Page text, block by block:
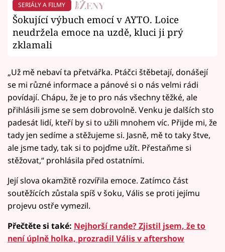
SERIÁLY A FILMY
Šokující výbuch emocí v AYTO. Loice
neudržela emoce na uzdě, kluci ji prý
zklamali
„Už mě nebaví ta přetvářka. Ptáčci štěbetají, donášejí
se mi různé informace a pánové si o nás velmi rádi
povídají. Chápu, že je to pro nás všechny těžké, ale
přihlásili jsme se sem dobrovolně. Venku je dalších sto
padesát lidí, kteří by si to užili mnohem víc. Přijde mi, že
tady jen sedíme a stěžujeme si. Jasně, mě to taky štve,
ale jsme tady, tak si to pojďme užít. Přestaňme si
stěžovat,“ prohlásila před ostatními.
Její slova okamžitě rozvířila emoce. Zatímco část
soutěžících zůstala spíš v šoku, Vális se proti jejímu
projevu ostře vymezil.
Přečtěte si také: Nejhorší rande? Zjistil jsem, že to
není úplně holka, prozradil Vális v aftershow